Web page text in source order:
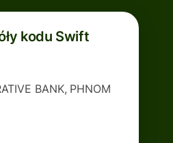
kodu Swift
BANK, PHNOM